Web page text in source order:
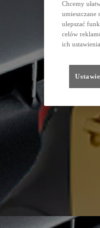
Chcemy
ulepszać
celów
ich